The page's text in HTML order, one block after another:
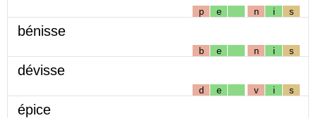
p e n i s
bénisse
b e n i s
dévisse
d e v i s
épice